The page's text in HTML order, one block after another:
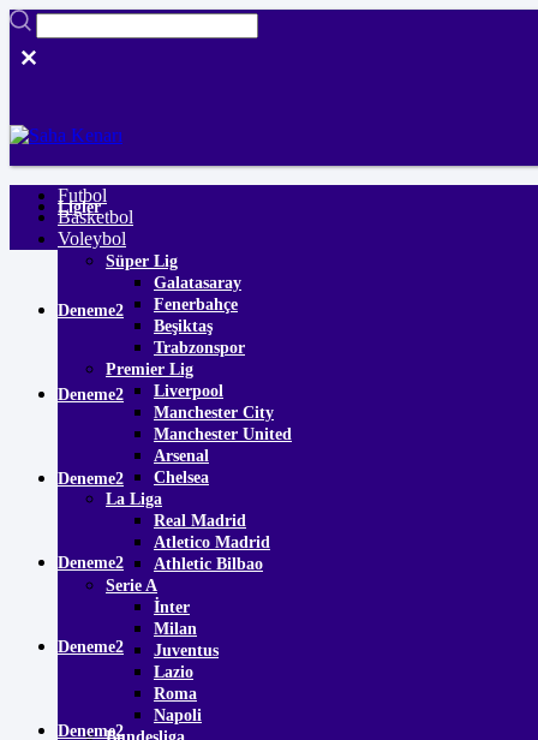
Ligler
Süper Lig
Galatasaray
Fenerbahçe
Beşiktaş
Trabzonspor
Premier Lig
Liverpool
Manchester City
Manchester United
Arsenal
Chelsea
La Liga
Real Madrid
Atletico Madrid
Athletic Bilbao
Serie A
İnter
Milan
Juventus
Lazio
Roma
Napoli
Futbol
Basketbol
Voleybol
Deneme2
Deneme2
Deneme2
Deneme2
Deneme2
Deneme2